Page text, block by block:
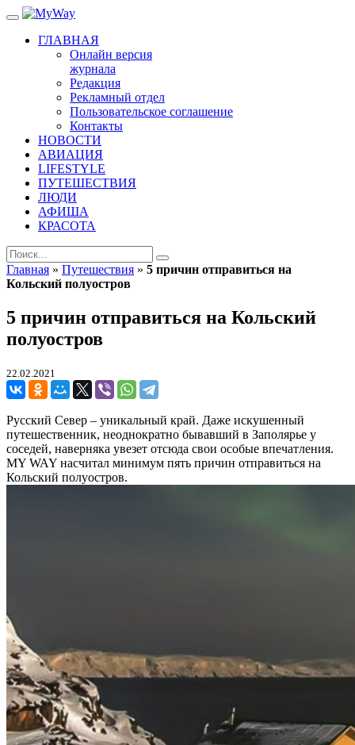
ГЛАВНАЯ
Онлайн версия
журнала
Редакция
Рекламный отдел
Пользовательское соглашение
Контакты
НОВОСТИ
АВИАЦИЯ
LIFESTYLE
ПУТЕШЕСТВИЯ
ЛЮДИ
АФИША
КРАСОТА
Главная » Путешествия » 5 причин отправиться на
Кольский полуостров
5 причин отправиться на Кольский
полуостров
22.02.2021
Русский Север – уникальный край. Даже искушенный
путешественник, неоднократно бывавший в Заполярье у
соседей, наверняка увезет отсюда свои особые впечатления.
MY WAY насчитал минимум пять причин отправиться на
Кольский полуостров.